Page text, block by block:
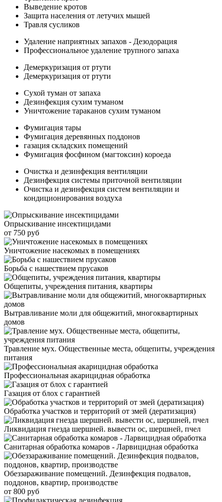
Выведение кротов
Защита населения от летучих мышей
Травля сусликов
Удаление наприятных запахов - Дезодорация
Профессиональное удаление трупного запаха
Демеркуризация от ртути
Демеркуризация от ртути
Сухой туман от запаха
Дезинфекция сухим туманом
Уничтожение тараканов сухим туманом
Фумигация тары
Фумигация деревянных поддонов
газация складских помещений
Фумигация фосфином (магтоксин) короеда
Очистка и дезинфекция вентиляции
Дезинфекция системы приточной вентиляции
Очистка и дезинфекция систем вентиляции и
кондиционирования воздуха
Опрыскивание инсектицидами
от 750 руб
Уничтожение насекомых в помещениях
Борьба с нашествием прусаков
Общепиты, учреждения питания, квартиры
Вытравливание моли для общежитий, многоквартирных
домов
Травление мух. Общественные места, общепиты, учреждения
питания
Профессиональная акарицидная обработка
Газация от блох с гарантией
Обработка участков и территорий от змей (дератизация)
Ликвидация гнезда шершней. вывести ос, шершней, пчел
Санитарная обработка комаров - Ларвицидная обработка
Обеззараживание помещений. Дезинфекция подвалов,
поддонов, квартир, производстве
от 800 руб